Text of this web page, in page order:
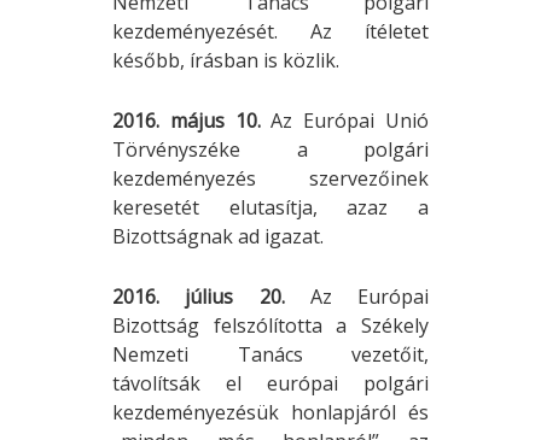
kezdeményezését. Az ítéletet
később, írásban is közlik.
2016. május 10.Az Európai Unió
Törvényszéke a polgári
kezdeményezés szervezőinek
keresetét elutasítja, azaz a
Bizottságnak ad igazat.
2016. július 20.Az Európai
Bizottság felszólította a Székely
Nemzeti Tanács vezetőit,
távolítsák el európai polgári
kezdeményezésük honlapjáról és